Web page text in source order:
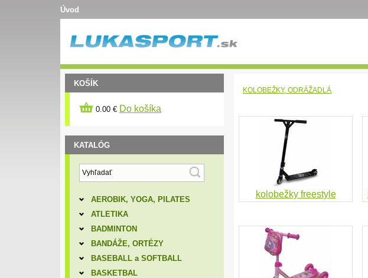
Úvod
KOLOBEŽKY, ODRÁŽADLÁ
kolobežky freestyle
KOŠÍK
0.00 € Do košíka
KATALÓG
AEROBIK, YOGA, PILATES
ATLETIKA
BADMINTON
BANDÁŽE, ORTÉZY
BASEBALL a SOFTBALL
BASKETBAL